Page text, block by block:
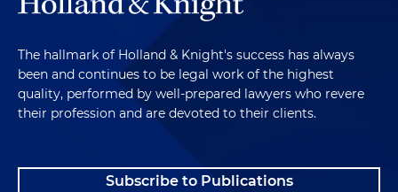
The hallmark of Holland & Knight's success has always
been and continues to be legal work of the highest
quality, performed by well-prepared lawyers who revere
their profession and are devoted to their clients.
Subscribe to Publications